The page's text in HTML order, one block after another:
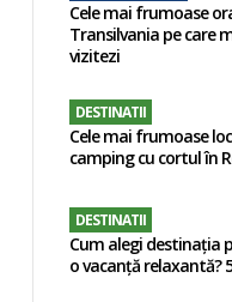
Cele mai frumoase
Transilvania pe care
vizitezi
DESTINATII
Cele mai frumoase
camping cu cortul în
DESTINATII
Cum alegi destinația
o vacanță relaxantă?